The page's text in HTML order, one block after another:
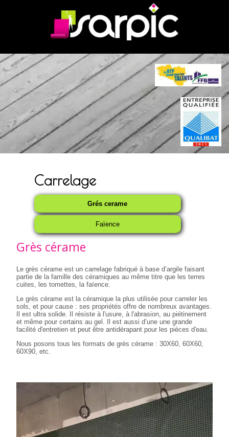
Carrelage
Grés cerame
Faïence
Grès cérame
Le grès cérame est un carrelage fabriqué à base d’argile faisant
partie de la famille des céramiques au même titre que les terres
cuites, les tomettes, la faïence.
Le grès cérame est la céramique la plus utilisée pour carreler les
sols, et pour cause : ses propriétés offre de nombreux avantages.
Il est ultra solide. Il résiste à l'usure, à l'abrasion, au piétinement
et même pour certains au gel. Il est aussi d’une une grande
facilité d'entretien et peut être antidérapant pour les pièces d'eau.
Nous posons tous les formats de grès cérame : 30X60, 60X60,
60X90, etc.